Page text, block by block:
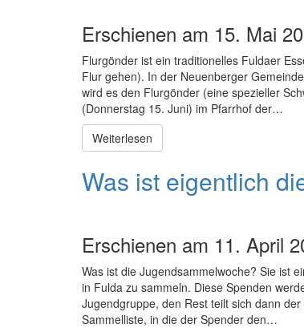
Erschienen am 15. Mai
Flurgönder ist ein traditionelles Fuldaer
Flur gehen). In der Neuenberger
wird es den Flurgönder (eine spezieller
(Donnerstag 15. Juni) im Pfarrhof der…
Weiterlesen
Was ist eigentlich
Erschienen am 11. April
Was ist die Jugendsammelwoche? Sie ist
in Fulda zu sammeln. Diese Spenden
Jugendgruppe, den Rest teilt sich dann
Sammelliste, in die der Spender den…